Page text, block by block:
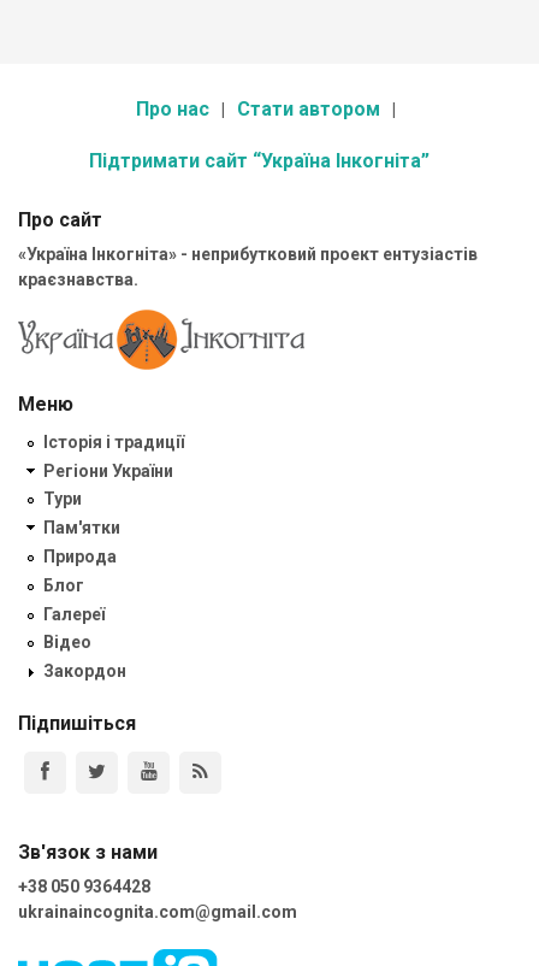
Про нас Стати автором
Підтримати сайт “Україна Інкогніта”
Про сайт
«Україна Інкогніта» - неприбутковий проект ентузіастів
краєзнавства.
Меню
Історія і традиції
Регіони України
Тури
Пам'ятки
Природа
Блог
Галереї
Відео
Закордон
Підпишіться
Зв'язок з нами
+38 050 9364428
ukrainaincognita.com@gmail.com